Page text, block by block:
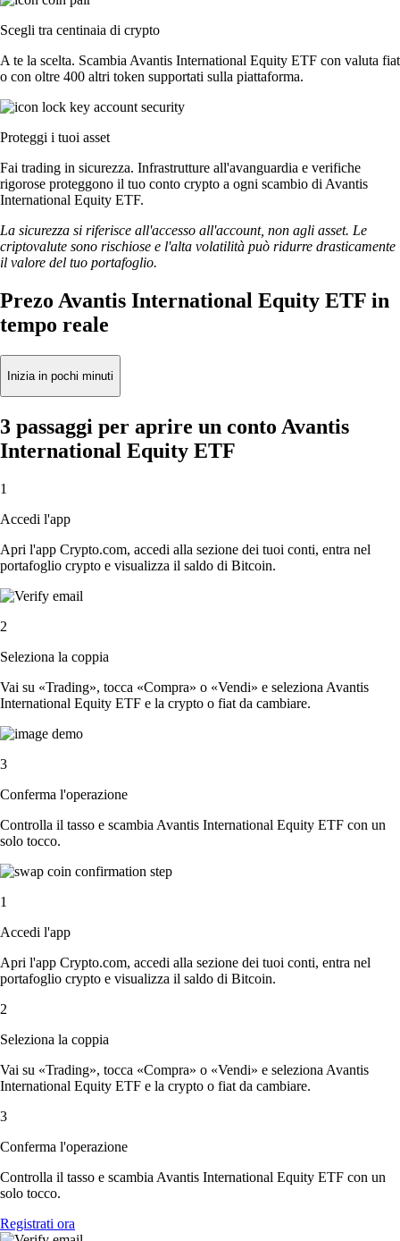
Scegli tra centinaia di crypto
A te la scelta. Scambia Avantis International Equity ETF con valuta fiat
o con oltre 400 altri token supportati sulla piattaforma.
Proteggi i tuoi asset
Fai trading in sicurezza. Infrastrutture all'avanguardia e verifiche
rigorose proteggono il tuo conto crypto a ogni scambio di Avantis
International Equity ETF.
La sicurezza si riferisce all'accesso all'account, non agli asset. Le
criptovalute sono rischiose e l'alta volatilità può ridurre drasticamente
il valore del tuo portafoglio.
Prezo Avantis International Equity ETF in
tempo reale
Inizia in pochi minuti
3 passaggi per aprire un conto Avantis
International Equity ETF
1
Accedi l'app
Apri l'app Crypto.com, accedi alla sezione dei tuoi conti, entra nel
portafoglio crypto e visualizza il saldo di Bitcoin.
2
Seleziona la coppia
Vai su «Trading», tocca «Compra» o «Vendi» e seleziona Avantis
International Equity ETF e la crypto o fiat da cambiare.
3
Conferma l'operazione
Controlla il tasso e scambia Avantis International Equity ETF con un
solo tocco.
1
Accedi l'app
Apri l'app Crypto.com, accedi alla sezione dei tuoi conti, entra nel
portafoglio crypto e visualizza il saldo di Bitcoin.
2
Seleziona la coppia
Vai su «Trading», tocca «Compra» o «Vendi» e seleziona Avantis
International Equity ETF e la crypto o fiat da cambiare.
3
Conferma l'operazione
Controlla il tasso e scambia Avantis International Equity ETF con un
solo tocco.
Registrati ora